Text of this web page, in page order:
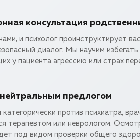
консультация
и психолог проинструктирует
диалог. Мы научим избегать
у пациента агрессию или страх
предлогом
категорически против психиатра,
терапевтом или неврологом.
под видом проверки общего